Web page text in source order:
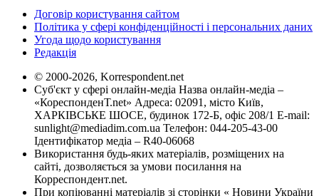
Договір користування сайтом
Політика у сфері конфіденційності і персональних даних
Угода щодо користування
Редакція
© 2000-2026, Korrespondent.net
Суб'єкт у сфері онлайн-медіа Назва онлайн-медіа –
«КореспонденТ.net» Адреса: 02091, місто Київ,
ХАРКІВСЬКЕ ШОСЕ, будинок 172-Б, офіс 208/1 E-mail:
sunlight@mediadim.com.ua Телефон: 044-205-43-00
Ідентифікатор медіа – R40-06068
Використання будь-яких матеріалів, розміщених на
сайті, дозволяється за умови посилання на
Корреспондент.net.
При копіюванні матеріалів зі сторінки « Новини України